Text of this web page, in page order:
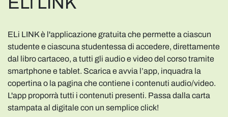
ELi LINK è l'applicazione gratuita che permette a ciascun
studente e ciascuna studentessa di accedere, direttamente
dal libro cartaceo, a tutti gli audio e video del corso tramite
smartphone e tablet. Scarica e avvia l’app, inquadra la
copertina o la pagina che contiene i contenuti audio/video.
L'app proporrà tutti i contenuti presenti. Passa dalla carta
stampata al digitale con un semplice click!